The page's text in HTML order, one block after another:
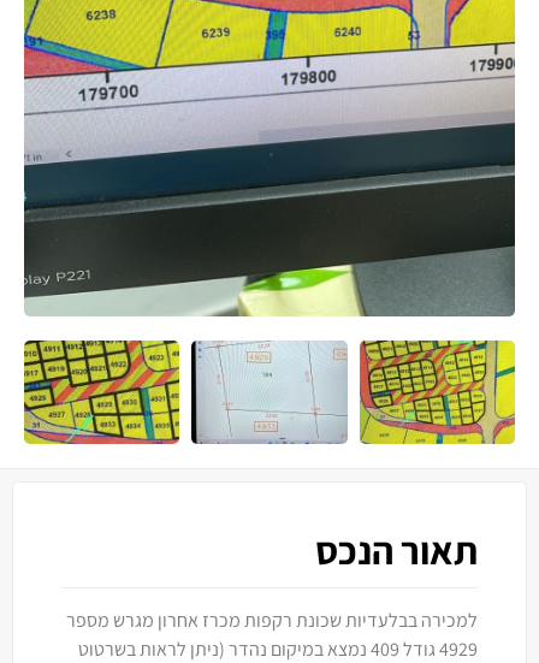
תאור הנכס
למכירה בבלעדיות שכונת רקפות מכרז אחרון מגרש מספר
4929 גודל 409 נמצא במיקום נהדר (ניתן לראות בשרטוט